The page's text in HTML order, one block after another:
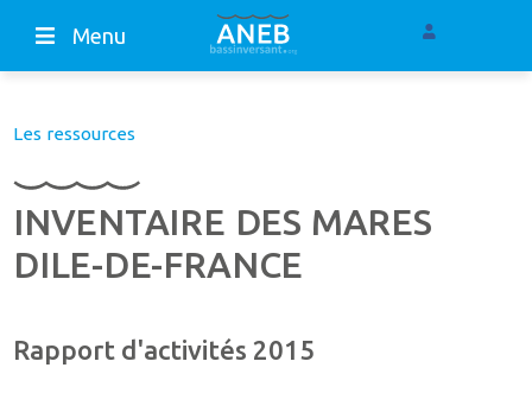
Menu
Les ressources
INVENTAIRE DES MARES
DILE-DE-FRANCE
Rapport d'activités 2015